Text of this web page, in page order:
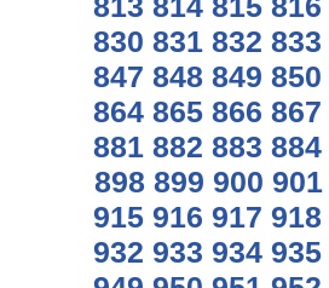
830 831 832 833
847 848 849 850
864 865 866 867
881 882 883 884
898 899 900 901
915 916 917 918
932 933 934 935